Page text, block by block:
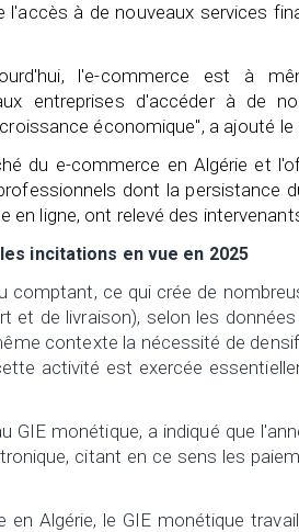
à de nouveaux services
l'e-commerce est à
entreprises d'accéder à de
économique", a ajouté
du e-commerce en Algérie et
dont la persistance
en ligne, ont relevé des
incitations en vue en 2025
comptant, ce qui crée de
de livraison), selon les
contexte la nécessité de
activité est exercée
GIE monétique, a indiqué que
citant en ce sens les
Algérie, le GIE monétique